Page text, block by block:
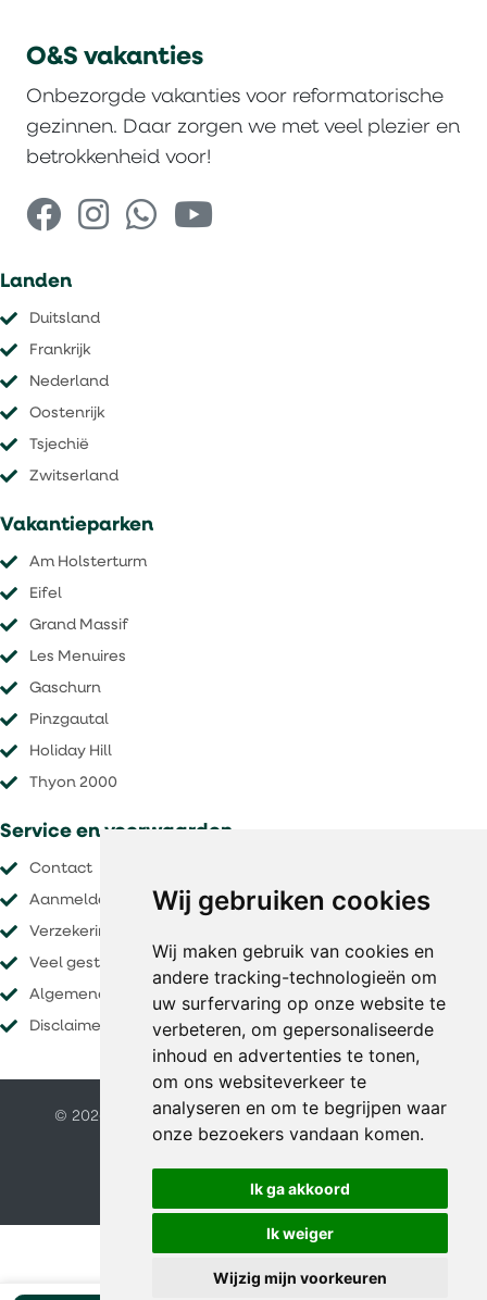
Wij gebruiken cookies
Wij maken gebruik van cookies en
andere tracking-technologieën om
uw surfervaring op onze website te
verbeteren, om gepersonaliseerde
inhoud en advertenties te tonen,
om ons websiteverkeer te
analyseren en om te begrijpen waar
onze bezoekers vandaan komen.
Ik ga akkoord
Ik weiger
Wijzig mijn voorkeuren
O&S vakanties
Onbezorgde vakanties voor reformatorische
gezinnen. Daar zorgen we met veel plezier en
betrokkenheid voor!
Landen
Duitsland
Frankrijk
Nederland
Oostenrijk
Tsjechië
​​​​​​​Zwitserland
Vakantieparken
Am Holsterturm
Eifel
Grand Massif
Les Menuires
Gaschurn
Pinzgautal
Holiday Hill
Thyon 2000
Service en voorwaarden
Contact
Aanmelden nieuwsbrief
Verzekeringen
Veel gestelde vragen
Algemene voorwaarden
Disclaimer
© 2026 O&S vakanties | Website door FalcoTravel
Veilig online betalen met